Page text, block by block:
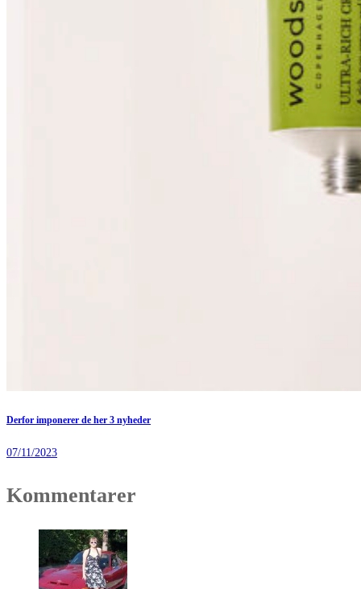
Derfor imponerer de her 3 nyheder
07/11/2023
Kommentarer